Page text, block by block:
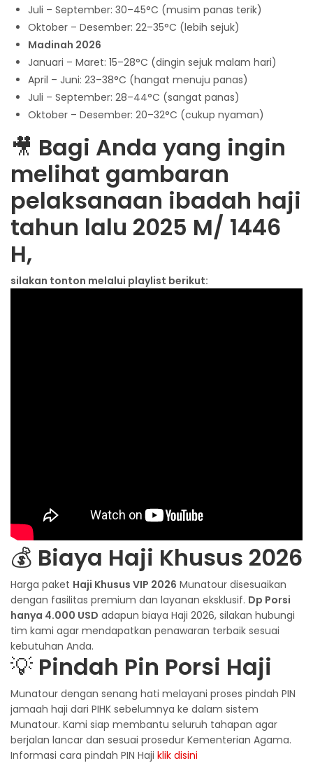
Juli – September: 30–45°C (musim panas terik)
Oktober – Desember: 22–35°C (lebih sejuk)
Madinah 2026
Januari – Maret: 15–28°C (dingin sejuk malam hari)
April – Juni: 23–38°C (hangat menuju panas)
Juli – September: 28–44°C (sangat panas)
Oktober – Desember: 20–32°C (cukup nyaman)
🎥 Bagi Anda yang ingin
melihat gambaran
pelaksanaan ibadah haji
tahun lalu 2025 M/ 1446
H,
silakan tonton melalui playlist berikut:
💰 Biaya Haji Khusus 2026
Harga paket Haji Khusus VIP 2026 Munatour disesuaikan
dengan fasilitas premium dan layanan eksklusif. Dp Porsi
hanya 4.000 USD adapun biaya Haji 2026, silakan hubungi
tim kami agar mendapatkan penawaran terbaik sesuai
kebutuhan Anda.
💡 Pindah Pin Porsi Haji
Munatour dengan senang hati melayani proses pindah PIN
jamaah haji dari PIHK sebelumnya ke dalam sistem
Munatour. Kami siap membantu seluruh tahapan agar
berjalan lancar dan sesuai prosedur Kementerian Agama.
Informasi cara pindah PIN Haji klik disini